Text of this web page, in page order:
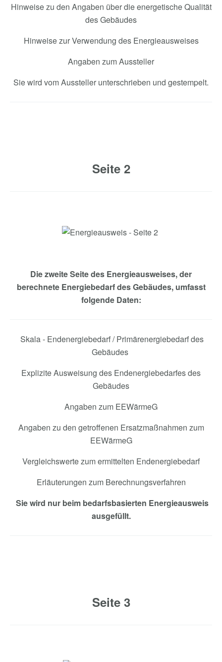
Hinweise zu den Angaben über die energetische Qualität
des Gebäudes
Hinweise zur Verwendung des Energieausweises
Angaben zum Aussteller
Sie wird vom Aussteller unterschrieben und gestempelt.
Seite 2
Die zweite Seite des Energieausweises, der
berechnete Energiebedarf des Gebäudes, umfasst
folgende Daten:
Skala - Endenergiebedarf / Primärenergiebedarf des
Gebäudes
Explizite Ausweisung des Endenergiebedarfes des
Gebäudes
Angaben zum EEWärmeG
Angaben zu den getroffenen Ersatzmaßnahmen zum
EEWärmeG
Vergleichswerte zum ermittelten Endenergiebedarf
Erläuterungen zum Berechnungsverfahren
Sie wird nur beim bedarfsbasierten Energieausweis
ausgefüllt.
Seite 3